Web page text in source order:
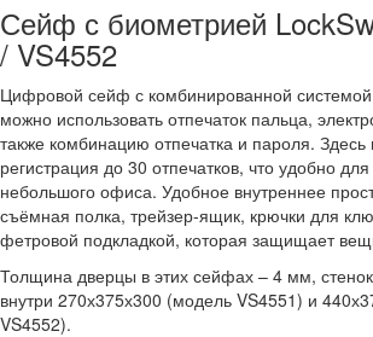
Сейф с биометрией
/ VS4552
Цифровой сейф с комбинированной системой
можно использовать отпечаток пальца,
также комбинацию отпечатка и пароля. Здесь
регистрация до 30 отпечатков, что удобно
небольшого офиса. Удобное внутреннее
съёмная полка, трейзер-ящик, крючки для
фетровой подкладкой, которая защищает
Толщина дверцы в этих сейфах – 4 мм,
внутри 270х375х300 (модель VS4551) и
VS4552).